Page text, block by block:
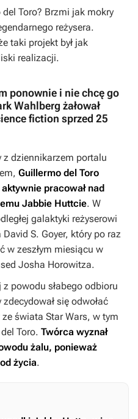
Toro? Brzmi jak mokry
reżysera.
taki projekt był jak
realizacji.
ponownie i nie chcę go
Wahlberg żałował
fiction sprzed 25
dziennikarzem portalu
Guillermo del Toro
pracował nad
Jabbie Huttcie. W
galaktyki reżyserowi
S. Goyer, który po raz
w zeszłym miesiącu w
Josha Horowitza.
powodu słabego odbioru
się odwołać
świata Star Wars, w tym
Toro. Twórca wyznał
żalu, ponieważ
życia.